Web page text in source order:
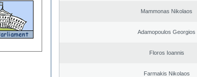
Mammonas Nikolaos
Adamopoulos Georgios
Floros Ioannis
Farmakis Nikolaos